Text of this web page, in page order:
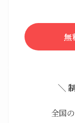
無
＼
全国